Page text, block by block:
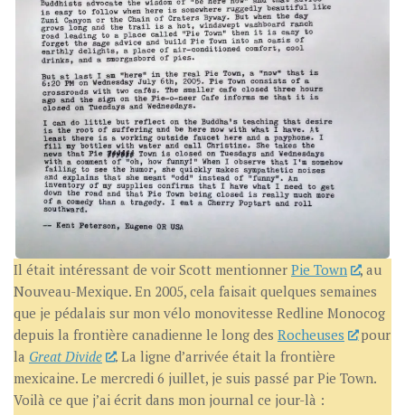
Il était intéressant de voir Scott mentionner Pie Town
, au
Nouveau-Mexique. En 2005, cela faisait quelques semaines
que je pédalais sur mon vélo monovitesse Redline Monocog
depuis la frontière canadienne le long des Rocheuses
pour
la Great Divide
. La ligne d’arrivée était la frontière
mexicaine. Le mercredi 6 juillet, je suis passé par Pie Town.
Voilà ce que j’ai écrit dans mon journal ce jour-là :